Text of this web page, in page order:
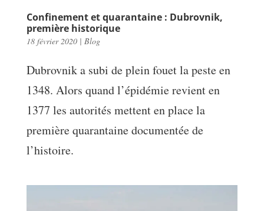
Confinement et quarantaine : Dubrovnik,
première historique
18 février 2020| Blog
Dubrovnik a subi de plein fouet la peste en
1348. Alors quand l’épidémie revient en
1377 les autorités mettent en place la
première quarantaine documentée de
l’histoire.